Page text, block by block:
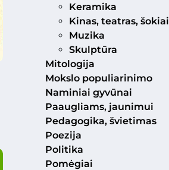
Keramika
Kinas, teatras, šokiai
Muzika
Skulptūra
Mitologija
Mokslo populiarinimo
Naminiai gyvūnai
Paaugliams, jaunimui
Pedagogika, švietimas
Poezija
Politika
Pomėgiai